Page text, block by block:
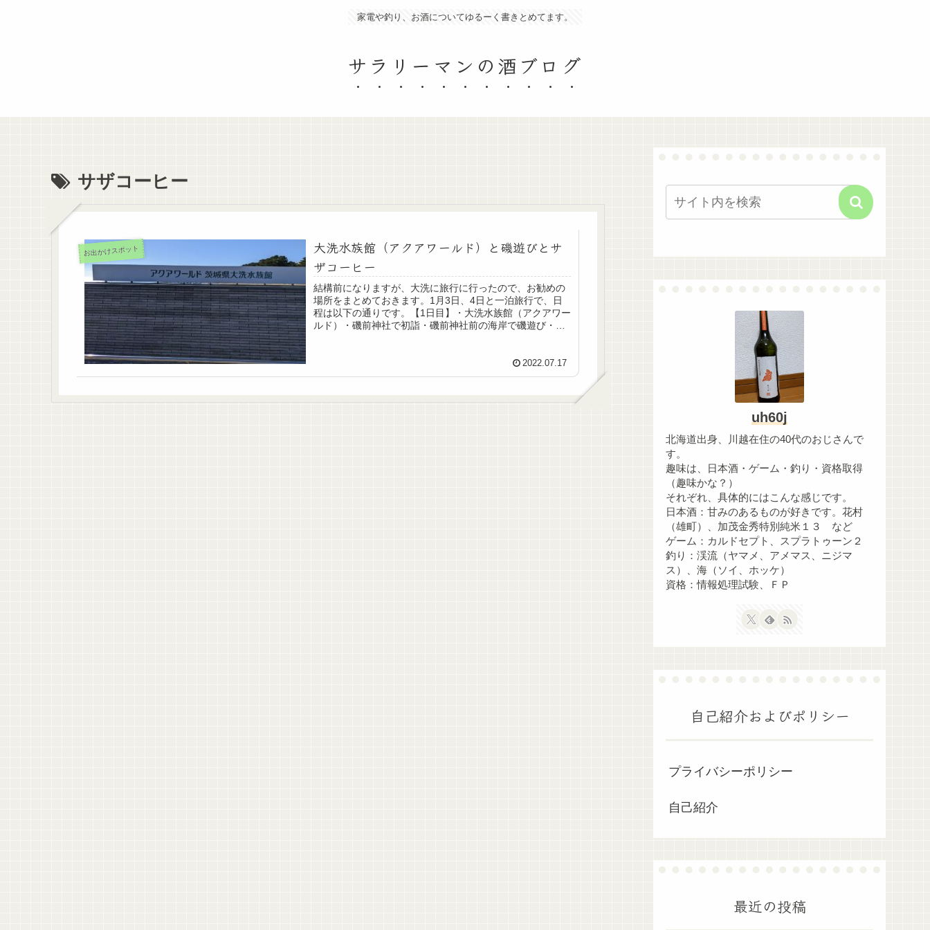
家電や釣り、お酒についてゆるーく書きとめてます。
サラリーマンの酒ブログ
サザコーヒー
お出かけスポット
大洗水族館（アクアワールド）と磯遊びとサ
ザコーヒー
結構前になりますが、大洗に旅行に行ったので、お勧めの
場所をまとめておきます。1月3日、4日と一泊旅行で、日
程は以下の通りです。【1日目】・大洗水族館（アクアワー
ルド）・磯前神社で初詣・磯前神社前の海岸で磯遊び・サ
2022.07.17
uh60j
北海道出身、川越在住の40代のおじさんで
す。
趣味は、日本酒・ゲーム・釣り・資格取得
（趣味かな？）
それぞれ、具体的にはこんな感じです。
日本酒：甘みのあるものが好きです。花村
（雄町）、加茂金秀特別純米１３ など
ゲーム：カルドセプト、スプラトゥーン２
釣り：渓流（ヤマメ、アメマス、ニジマ
ス）、海（ソイ、ホッケ）
資格：情報処理試験、ＦＰ
自己紹介およびポリシー
プライバシーポリシー
自己紹介
最近の投稿